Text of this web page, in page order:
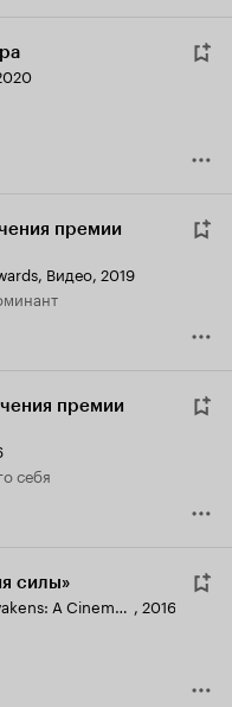
премии
, Видео, 2019
премии
себя
силы»
Secrets of the Force Awakens: A Cinematic Journey , 2016